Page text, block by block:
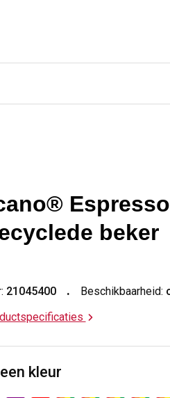
beker
21045400 Beschikbaarheid:
kleur